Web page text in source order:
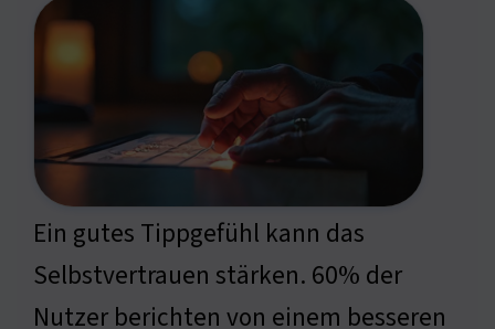
Ein gutes Tippgefühl kann das
Selbstvertrauen stärken. 60% der
Nutzer berichten von einem besseren